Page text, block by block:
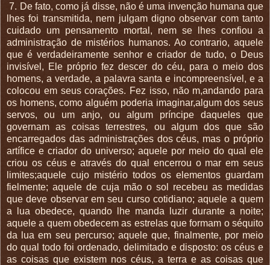
7. De fato, como já disse, não é uma invenção humana que
lhes foi transmitida, nem julgam digno observar com tanto
cuidado um pensamento mortal, nem se lhes confiou a
administração de mistérios humanos. Ao contrario, aquele
que é verdadeiramente senhor e criador de tudo, o Deus
invisível, Ele próprio fez descer do céu, para o meio dos
homens, a verdade, a palavra santa e incompreensível, e a
colocou em seus corações. Fez isso, não m,andando para
os homens, como alguém poderia imaginar,algum dos seus
servos, ou um anjo, ou algum príncipe daqueles que
governam as coisas terrestres, ou algum dos que são
encarregados das administrações dos céus, mas o próprio
artífice e criador do universo; aquele por meio do qual ele
criou os céus e através do qual encerrou o mar em seus
limites;aquele cujo mistério todos os elementos guardam
fielmente; aquele de cuja mão o sol recebeu as medidas
que deve observar em seu curso cotidiano; aquele a quem
a lua obedece, quando lhe manda luzir durante a noite;
aquele a quem obedecem as estrelas que formam o séquito
da lua em seu percurso; aquele que, finalmente, por meio
do qual todo foi ordenado, delimitado e disposto: os céus e
as coisas que existem nos céus, a terra e as coisas que